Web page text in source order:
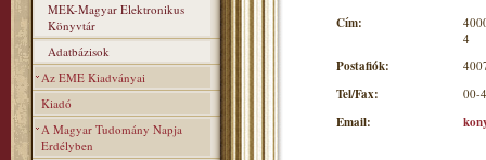
MEK-Magyar Elektronikus
Könyvtár
Adatbázisok
Az EME Kiadványai
Kiadó
A Magyar Tudomány Napja
Erdélyben
Cím:
4
Postafiók:
Tel/Fax: 00-
Email: